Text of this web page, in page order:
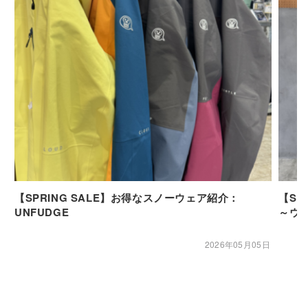
【SPRING SALE】お得なスノーウェア紹介：
UNFUDGE
2026年05月05日
【
～ウ